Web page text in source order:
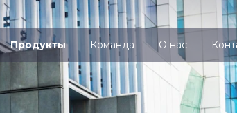
Продукты Команда О нас